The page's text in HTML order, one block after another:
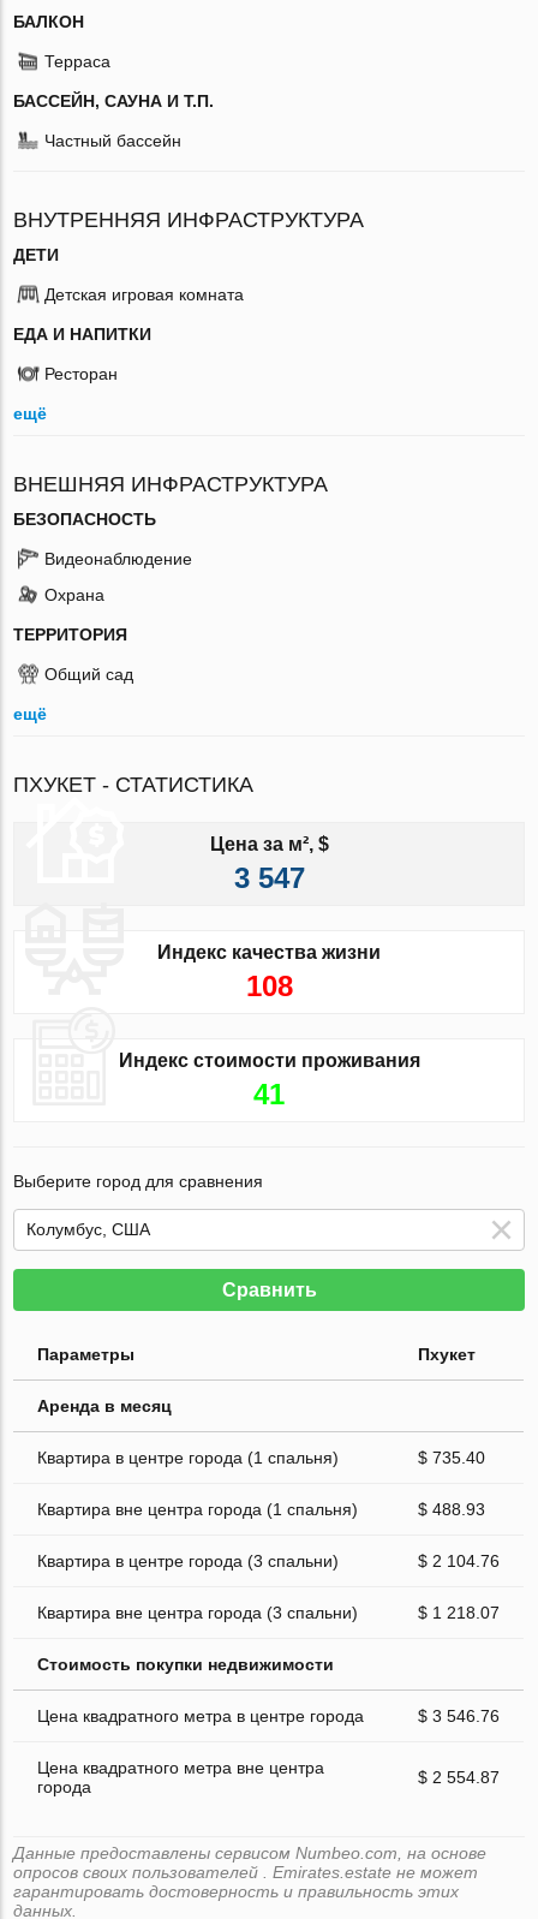
БАЛКОН
Терраса
БАССЕЙН, САУНА И Т.П.
Частный бассейн
ВНУТРЕННЯЯ ИНФРАСТРУКТУРА
ДЕТИ
Детская игровая комната
ЕДА И НАПИТКИ
Ресторан
ещё
ВНЕШНЯЯ ИНФРАСТРУКТУРА
БЕЗОПАСНОСТЬ
Видеонаблюдение
Охрана
ТЕРРИТОРИЯ
Общий сад
ещё
ПХУКЕТ - СТАТИСТИКА
Цена за м², $
3 547
Индекс качества жизни
108
Индекс стоимости проживания
41
Выберите город для сравнения
Сравнить
Параметры Пхукет
Аренда в месяц
Квартира в центре города (1 спальня) $ 735.40
Квартира вне центра города (1 спальня) $ 488.93
Квартира в центре города (3 спальни) $ 2 104.76
Квартира вне центра города (3 спальни) $ 1 218.07
Стоимость покупки недвижимости
Цена квадратного метра в центре города $ 3 546.76
Цена квадратного метра вне центра
города
$ 2 554.87
Данные предоставлены сервисом Numbeo.com, на основе
опросов своих пользователей . Emirates.estate не может
гарантировать достоверность и правильность этих
данных.